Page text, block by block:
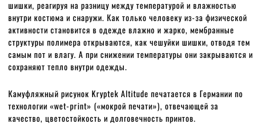
шишки, реагируя на разницу между температурой и влажностью
внутри костюма и снаружи. Как только человеку из-за физической
активности становится в одежде влажно и жарко, мембранные
структуры полимера открываются, как чешуйки шишки, отводя тем
самым пот и влагу. А при снижении температуры они закрываются и
сохраняют тепло внутри одежды.
Камуфляжный рисунок Kryptek Altitude печатается в Германии по
технологии «wet-print» («мокрой печати»), отвечающей за
качество, цветостойкость и долговечность принтов.